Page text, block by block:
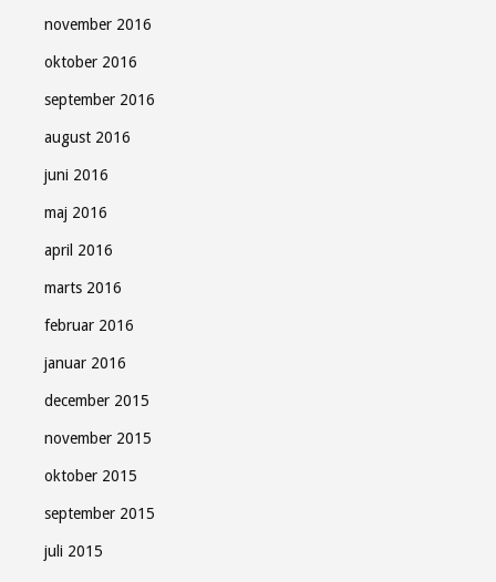
november 2016
oktober 2016
september 2016
august 2016
juni 2016
maj 2016
april 2016
marts 2016
februar 2016
januar 2016
december 2015
november 2015
oktober 2015
september 2015
juli 2015